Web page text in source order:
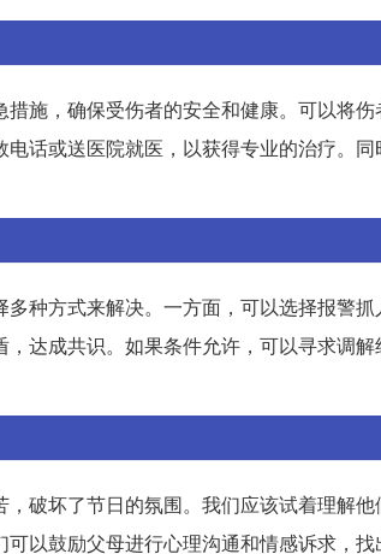
施，确保受伤者的安全和健康。可以将
话或送医院就医，以获得专业的治疗。
种方式来解决。一方面，可以选择报警
达成共识。如果条件允许，可以寻求调
破坏了节日的氛围。我们应该试着理解
以鼓励父母进行心理沟通和情感诉求，